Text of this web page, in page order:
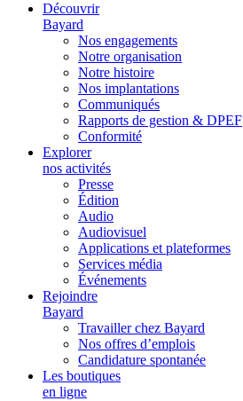
Découvrir
Bayard
Nos engagements
Notre organisation
Notre histoire
Nos implantations
Communiqués
Rapports de gestion & DPEF
Conformité
Explorer
nos activités
Presse
Édition
Audio
Audiovisuel
Applications et plateformes
Services média
Événements
Rejoindre
Bayard
Travailler chez Bayard
Nos offres d’emplois
Candidature spontanée
Les boutiques
en ligne